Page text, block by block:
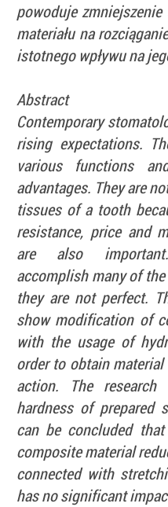
powoduje
materiału na
istotnego wpływu na
Abstract
Contemporary
rising expectations.
various functions
advantages. They are
tissues of a tooth
resistance, price and
are also
accomplish many of
they are not perfect.
show modification of
with the usage of
order to obtain
action. The
hardness of prepared
can be concluded
composite material
connected with
has no significant